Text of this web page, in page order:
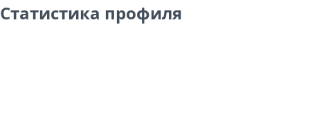
Статистика профиля